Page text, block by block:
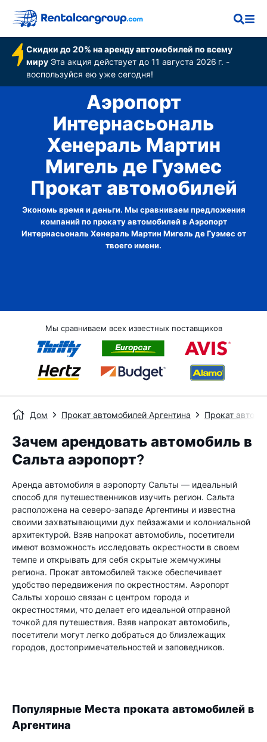
Скидки до 20% на аренду автомобилей по всему
мируЭта акция действует до 11 августа 2026 г. -
воспользуйся ею уже сегодня!
Аэропорт
Интернасьональ
Хенераль Мартин
Мигель де Гуэмес
Прокат автомобилей
Экономь время и деньги. Мы сравниваем предложения
компаний по прокату автомобилей в Аэропорт
Интернасьональ Хенераль Мартин Мигель де Гуэмес от
твоего имени.
Мы сравниваем всех известных поставщиков
Дом Прокат автомобилей Аргентина Прокат
Зачем арендовать автомобиль в
Сальта аэропорт?
Аренда автомобиля в аэропорту Сальты — идеальный
способ для путешественников изучить регион. Сальта
расположена на северо-западе Аргентины и известна
своими захватывающими дух пейзажами и колониальной
архитектурой. Взяв напрокат автомобиль, посетители
имеют возможность исследовать окрестности в своем
темпе и открывать для себя скрытые жемчужины
региона. Прокат автомобилей также обеспечивает
удобство передвижения по окрестностям. Аэропорт
Сальты хорошо связан с центром города и
окрестностями, что делает его идеальной отправной
точкой для путешествия. Взяв напрокат автомобиль,
посетители могут легко добраться до близлежащих
городов, достопримечательностей и заповедников.
Популярные Места проката автомобилей в
Аргентина